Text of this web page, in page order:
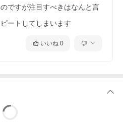
ですが注目すべきはなんと言
ートしてしまいます
いいね 0